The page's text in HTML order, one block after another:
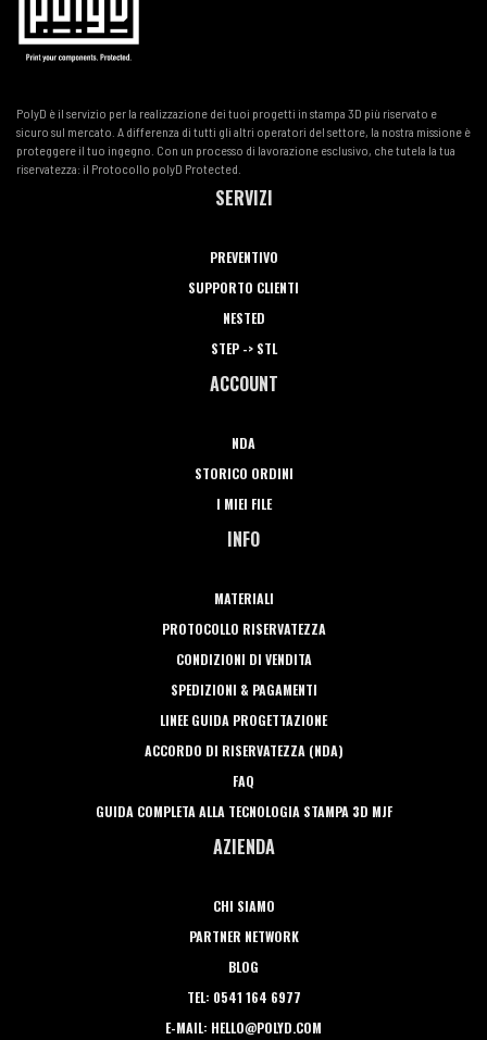
PolyD è il servizio per la realizzazione dei tuoi progetti in stampa 3D più riservato e
sicuro sul mercato. A differenza di tutti gli altri operatori del settore, la nostra missione è
proteggere il tuo ingegno. Con un processo di lavorazione esclusivo, che tutela la tua
riservatezza: il Protocollo polyD Protected.
SERVIZI
PREVENTIVO
SUPPORTO CLIENTI
NESTED
STEP -> STL
ACCOUNT
NDA
STORICO ORDINI
I MIEI FILE
INFO
MATERIALI
PROTOCOLLO RISERVATEZZA
CONDIZIONI DI VENDITA
SPEDIZIONI & PAGAMENTI
LINEE GUIDA PROGETTAZIONE
ACCORDO DI RISERVATEZZA (NDA)
FAQ
GUIDA COMPLETA ALLA TECNOLOGIA STAMPA 3D MJF
AZIENDA
CHI SIAMO
PARTNER NETWORK
BLOG
TEL: 0541 164 6977
E-MAIL: HELLO@POLYD.COM